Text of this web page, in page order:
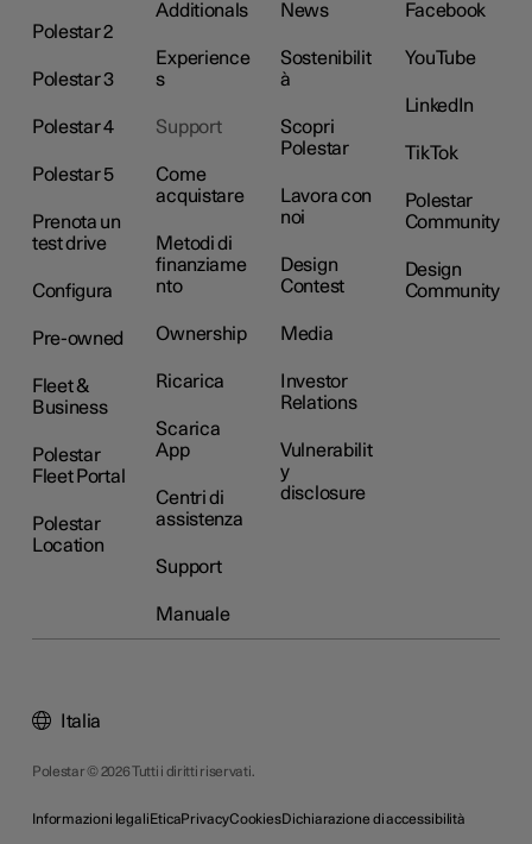
Polestar 2
Polestar 3
Polestar 4
Polestar 5
Prenota un
test drive
Configura
Pre-owned
Fleet &
Business
Polestar
Fleet Portal
Polestar
Location
Additionals
Experience
s
Support
Come
acquistare
Metodi di
finanziame
nto
Ownership
Ricarica
Scarica
App
Centri di
assistenza
Support
Manuale
News
Sostenibilit
à
Scopri
Polestar
Lavora con
noi
Design
Contest
Media
Investor
Relations
Vulnerabilit
y
disclosure
Facebook
YouTube
LinkedIn
TikTok
Polestar
Community
Design
Community
Polestar © 2026 Tutti i diritti riservati.
Informazioni legali EticaPrivacyCookiesDichiarazione di accessibilità
Italia